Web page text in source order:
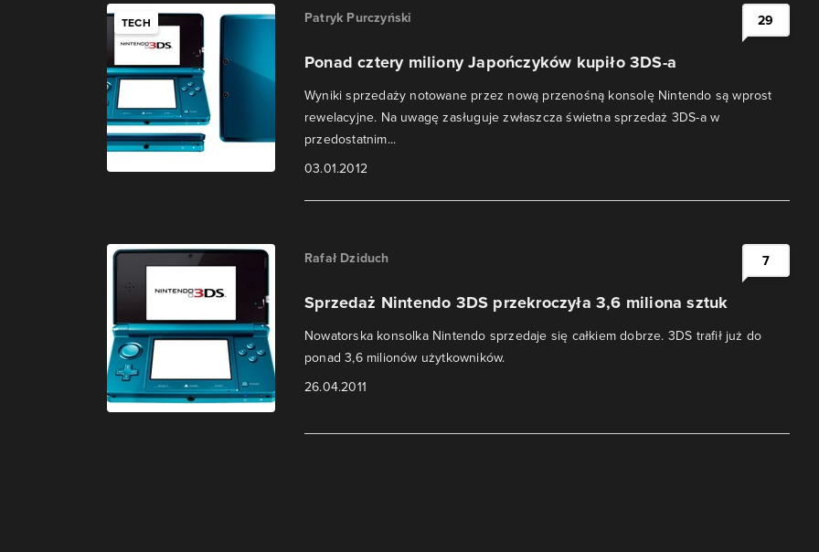
TECH Patryk Purczyński
Ponad cztery miliony Japończyków kupiło 3DS-a
Wyniki sprzedaży notowane przez nową przenośną konsolę Nintendo są wprost
rewelacyjne. Na uwagę zasługuje zwłaszcza świetna sprzedaż 3DS-a w
przedostatnim...
03.01.2012
29
Rafał Dziduch
Sprzedaż Nintendo 3DS przekroczyła 3,6 miliona sztuk
Nowatorska konsolka Nintendo sprzedaje się całkiem dobrze. 3DS trafił już do
ponad 3,6 milionów użytkowników.
26.04.2011
7